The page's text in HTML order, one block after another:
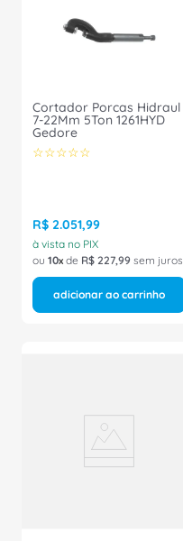
Cortador Porcas Hidraul
7-22Mm 5Ton 1261HYD
Gedore
☆☆☆☆☆
R$ 2.051,99
à vista no PIX
ou 10 de R$ 227,99 sem juros
adicionar ao carrinho